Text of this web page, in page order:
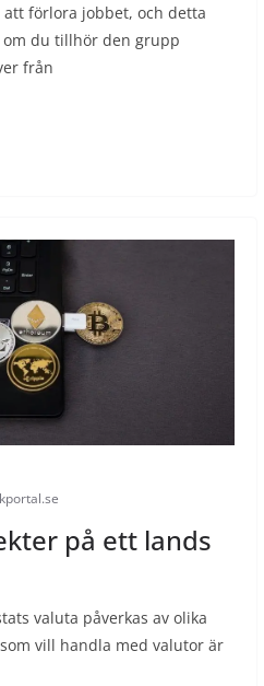
förlora jobbet, och detta
du tillhör den grupp
från
på ett lands
valuta påverkas av olika
vill handla med valutor är